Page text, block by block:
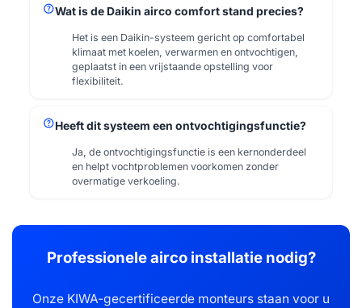
helpWat is de Daikin airco comfort stand precies?
Het is een Daikin-systeem gericht op comfortabel
klimaat met koelen, verwarmen en ontvochtigen,
geplaatst in een vrijstaande opstelling voor
flexibiliteit.
helpHeeft dit systeem een ontvochtigingsfunctie?
Ja, de ontvochtigingsfunctie is een kernonderdeel
en helpt vochtproblemen voorkomen zonder
overmatige verkoeling.
Professionele airco installatie nodig?
Onze KIWA-gecertificeerde monteurs staan voor u